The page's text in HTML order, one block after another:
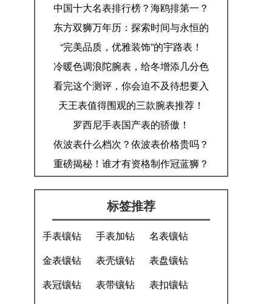
中国十大名表排行榜？海鸥排第一？
东方双狮万年历：探索时间与永恒的
奥秘！
“完美品质，优雅装饰”的宇路表！
冷暖色调浪陀腕表，给冬增添几分色
彩！
看完这个测评，你会迫不及待想要入
手一枚朗坤！
天王表值得围观的三款腕表推荐！
罗西尼手表国产表的骄傲！
依波表什么档次？依波表价格贵吗？
重磅揭秘！谁才有资格制作冠蓝狮？​
标签推荐
手表镶钻 手表加钻
名表镶钻
金表镶钻
表壳镶钻
表盘镶钻
表冠镶钻
表带镶钻
表扣镶钻